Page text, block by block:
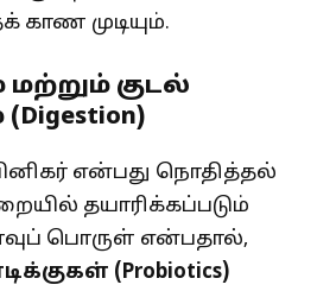
காண முடியும்.
மற்றும் குடல்
என்பது நொதித்தல்
தயாரிக்கப்படும்
பொருள் என்பதால்,
(Probiotics)